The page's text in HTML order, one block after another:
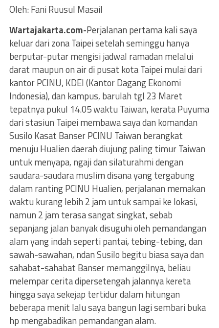
Oleh: Fani Ruusul Masail
Wartajakarta.com-Perjalanan pertama kali saya
keluar dari zona Taipei setelah seminggu hanya
berputar-putar mengisi jadwal ramadan melalui
darat maupun on air di pusat kota Taipei mulai dari
kantor PCINU, KDEI (Kantor Dagang Ekonomi
Indonesia), dan kampus, barulah tgl 23 Maret
tepatnya pukul 14.05 waktu Taiwan, kerata Puyuma
dari stasiun Taipei membawa saya dan komandan
Susilo Kasat Banser PCINU Taiwan berangkat
menuju Hualien daerah diujung paling timur Taiwan
untuk menyapa, ngaji dan silaturahmi dengan
saudara-saudara muslim disana yang tergabung
dalam ranting PCINU Hualien, perjalanan memakan
waktu kurang lebih 2 jam untuk sampai ke lokasi,
namun 2 jam terasa sangat singkat, sebab
sepanjang jalan banyak disuguhi oleh pemandangan
alam yang indah seperti pantai, tebing-tebing, dan
sawah-sawahan, ndan Susilo begitu biasa saya dan
sahabat-sahabat Banser memanggilnya, beliau
melempar cerita dipersetengah jalannya kereta
hingga saya sekejap tertidur dalam hitungan
beberapa menit lalu saya bangun lagi sembari buka
hp mengabadikan pemandangan alam.